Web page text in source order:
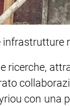
ricerche,
con una